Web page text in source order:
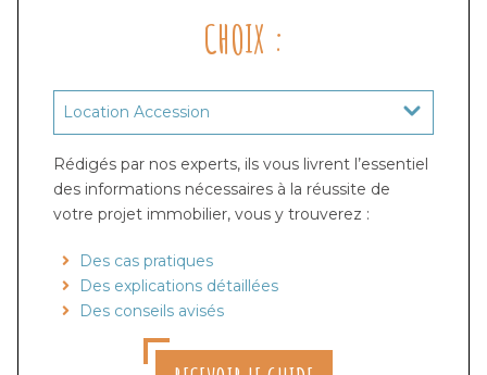
CHOIX :
Rédigés par nos experts, ils vous livrent l’essentiel
des informations nécessaires à la réussite de
votre projet immobilier, vous y trouverez :
Des cas pratiques
Des explications détaillées
Des conseils avisés